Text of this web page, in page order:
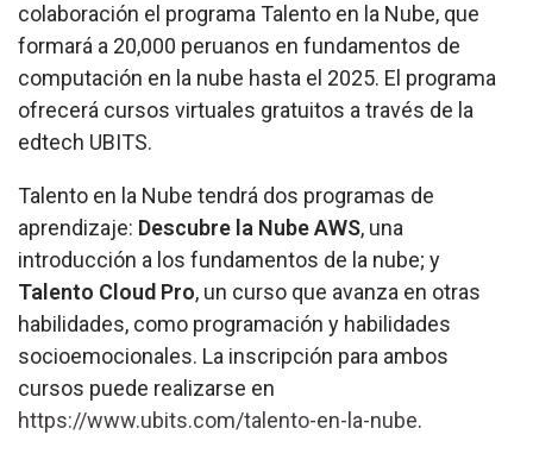
colaboración el programaTalento en la Nube, que
formará a 20,000 peruanos en fundamentos de
computación en la nube hasta el 2025. El programa
ofrecerá cursos virtuales gratuitos a través de la
edtech UBITS.
Talento en la Nube tendrá dos programas de
aprendizaje: Descubre la Nube AWS, una
introducción a los fundamentos de la nube; y
Talento Cloud Pro, un curso que avanza en otras
habilidades, como programación y habilidades
socioemocionales. La inscripción para ambos
cursos puede realizarse en
https://www.ubits.com/talento-en-la-nube.